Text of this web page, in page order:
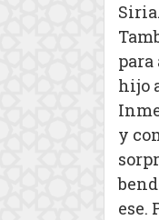
hijo
y
ese.